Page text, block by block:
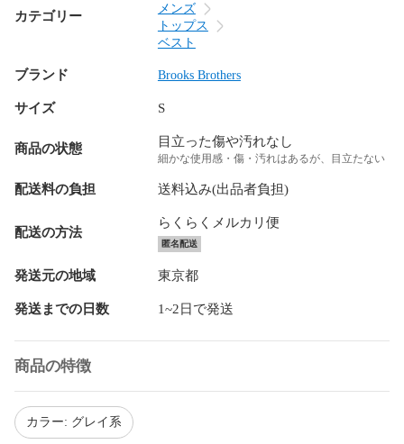
カテゴリー
メンズ
トップス
ベスト
ブランド Brooks Brothers
サイズ S
商品の状態 目立った傷や汚れなし
細かな使用感・傷・汚れはあるが、目立たない
配送料の負担 送料込み(出品者負担)
配送の方法
らくらくメルカリ便
匿名配送
発送元の地域 東京都
発送までの日数 1~2日で発送
商品の特徴
カラー: グレイ系